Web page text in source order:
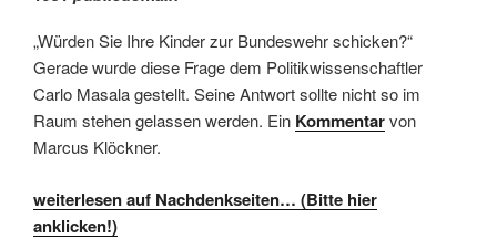
„Würden Sie Ihre Kinder zur Bundeswehr schicken?“
Gerade wurde diese Frage dem Politikwissenschaftler
Carlo Masala gestellt. Seine Antwort sollte nicht so im
Raum stehen gelassen werden. Ein Kommentarvon
Marcus Klöckner.
weiterlesen auf Nachdenkseiten… (Bitte hier
anklicken!)